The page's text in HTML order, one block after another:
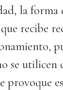
la forma
que recibe
se utilicen
provoque